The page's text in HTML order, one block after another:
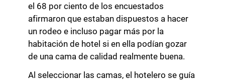
el 68 por ciento de los encuestados
afirmaron que estaban dispuestos a hacer
un rodeo e incluso pagar más por la
habitación de hotel si en ella podían gozar
de una cama de calidad realmente buena.
Al seleccionar las camas, el hotelero se guía